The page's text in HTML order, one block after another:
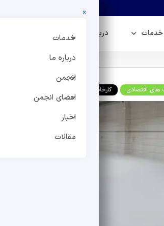
خدمات درباره ما انجمن
×
خدمات
درباره ما
انجمن
اعضای انجمن
اخبار
مقالات
اقتصادی کارخانجات